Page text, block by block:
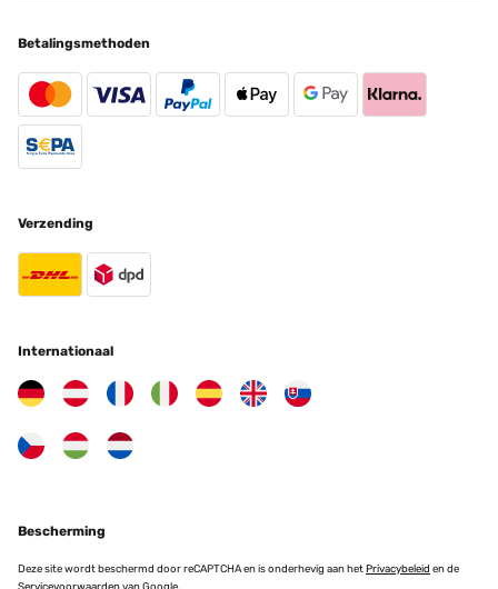
Vertaal
GECONTROLEERDE BEOORDELING
Muy buenos, no dejan marcas
Usuario/a de amazon
Vertaal
Fenster geputzt. Die Hälfte der Fenster vor dem Waschen der
Tücher und die andere Hälfte nach dem Waschen der Tücher und
es macht absolut keinen Unterschied. Die Wischfähigkeit und die
Saugfähigkeit haben sich nicht verändert. Eine klasse
Betalingsmethoden
Verzending
Internationaal
Bescherming
Deze site wordt beschermd door reCAPTCHA en is onderhevig aan hetPrivacybeleid en de
Servicevoorwaardenvan Google.